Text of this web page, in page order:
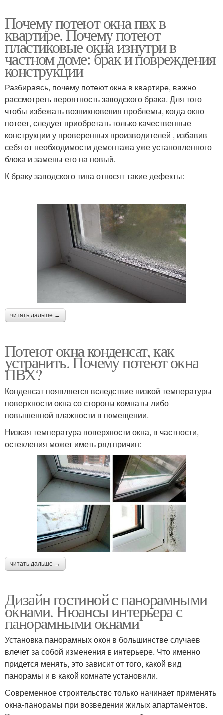
Почему потеют окна пвх в
квартире. Почему потеют
пластиковые окна изнутри в
частном доме: брак и повреждения
конструкции
Разбираясь, почему потеют окна в квартире, важно
рассмотреть вероятность заводского брака. Для того
чтобы избежать возникновения проблемы, когда окно
потеет, следует приобретать только качественные
конструкции у проверенных производителей , избавив
себя от необходимости демонтажа уже установленного
блока и замены его на новый.
К браку заводского типа относят такие дефекты:
читать дальше →
Потеют окна конденсат, как
устранить. Почему потеют окна
ПВХ?
Конденсат появляется вследствие низкой температуры
поверхности окна со стороны комнаты либо
повышенной влажности в помещении.
Низкая температура поверхности окна, в частности,
остекления может иметь ряд причин:
читать дальше →
Дизайн гостиной с панорамными
окнами. Нюансы интерьера с
панорамными окнами
Установка панорамных окон в большинстве случаев
влечет за собой изменения в интерьере. Что именно
придется менять, это зависит от того, какой вид
панорамы и в какой комнате установили.
Современное строительство только начинает применять
окна-панорамы при возведении жилых апартаментов.